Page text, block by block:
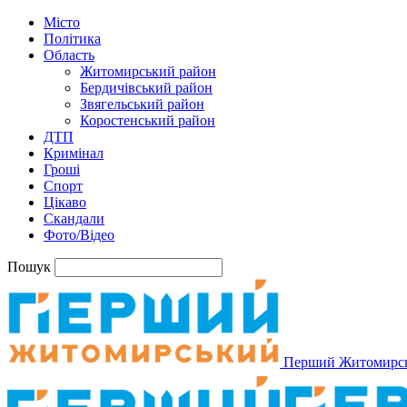
Місто
Політика
Область
Житомирський район
Бердичівський район
Звягельський район
Коростенський район
ДТП
Кримінал
Гроші
Спорт
Цікаво
Скандали
Фото/Відео
Пошук
Перший